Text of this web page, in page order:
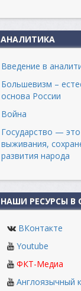
АНАЛИТИКА
Введение в
Большевизм –
основа России
Война
Государство —
выживания,
развития народа
НАШИ РЕСУРСЫ В
ВКонтакте
Youtube
ФКТ-Медиа
Англоязычный